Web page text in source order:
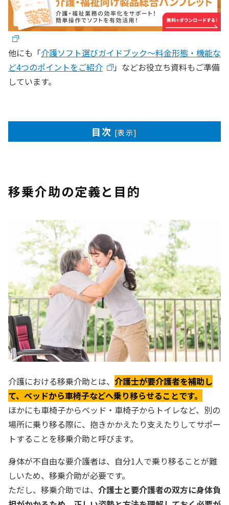
他にも「介護ソフト選びガイドブック〜料金形態・機能な
ど4つのポイントをご紹介
」などお役立ち資料もご準備
しています。
目次 [表示]
移乗介助の定義と目的
介護における移乗介助とは、 介護士が要介護者を補助し
て、ベッドから車椅子などへ乗り移らせることです。
ほかにも車椅子からベッド・車椅子からトイレなど、別の
場所に乗り移る際に、抱きかかえたり支えたりしてサポー
トすることを移乗介助と呼びます。
身体が不自由な要介護者は、自分1人で乗り移ることが難
しいため、移乗介助が必要です。
ただし、移乗介助では、 介護士と要介護者の双方に身体負